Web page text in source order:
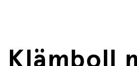
Klämboll